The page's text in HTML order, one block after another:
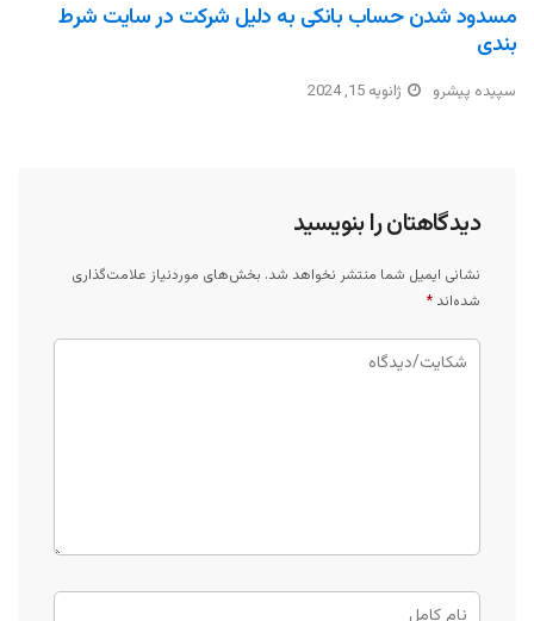
مسدود شدن حساب بانکی به دلیل شرکت در سایت شرط
بندی
سپیده پیشرو ژانویه 15, 2024
دیدگاهتان را بنویسید
نشانی ایمیل شما منتشر نخواهد شد. بخش‌های موردنیاز علامت‌گذاری
شده‌اند *